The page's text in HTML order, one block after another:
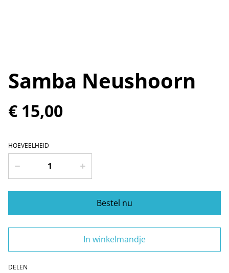
Samba Neushoorn
€ 15,00
HOEVEELHEID
Bestel nu
In winkelmandje
DELEN